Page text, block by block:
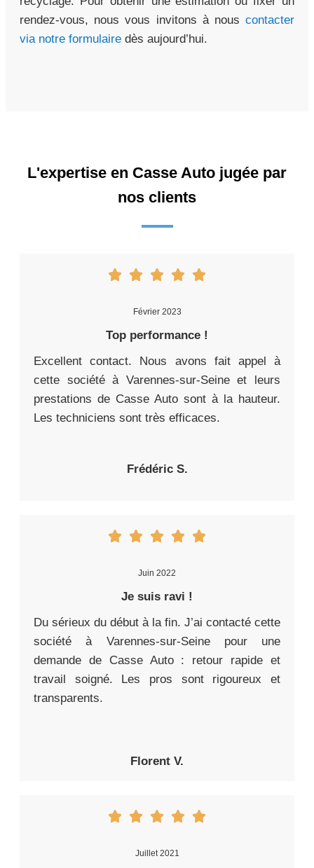
rendez-vous, nous vous invitons à nous contacter
via notre formulaire dès aujourd’hui.
L'expertise en Casse Auto jugée par
nos clients
Février 2023
Top performance !
Excellent contact. Nous avons fait appel à
cette société à Varennes-sur-Seine et leurs
prestations de Casse Auto sont à la hauteur.
Les techniciens sont très efficaces.
Frédéric S.
Juin 2022
Je suis ravi !
Du sérieux du début à la fin. J’ai contacté cette
société à Varennes-sur-Seine pour une
demande de Casse Auto : retour rapide et
travail soigné. Les pros sont rigoureux et
transparents.
Florent V.
Juillet 2021